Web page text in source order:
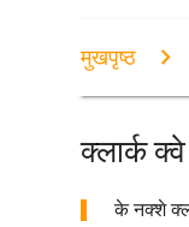
मुखपृष्ठ
क्लार्क
के नक्शे